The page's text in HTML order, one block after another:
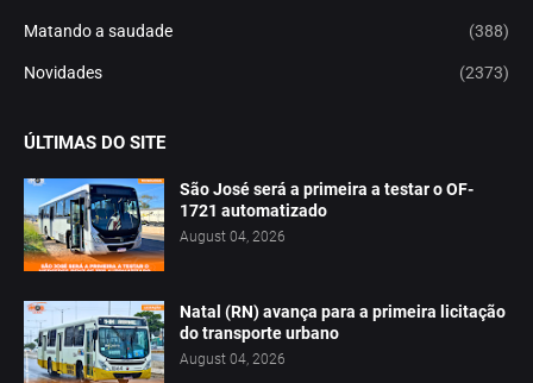
Matando a saudade (388)
Novidades (2373)
ÚLTIMAS DO SITE
São José será a primeira a testar o OF-
1721 automatizado
August 04, 2026
Natal (RN) avança para a primeira licitação
do transporte urbano
August 04, 2026